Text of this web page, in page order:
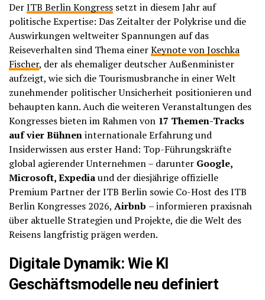
DerITB Berlin Kongress setzt in diesem Jahr auf
politische Expertise: Das Zeitalter der Polykrise und die
Auswirkungen weltweiter Spannungen auf das
Reiseverhalten sind Thema einerKeynote von Joschka
Fischer, der als ehemaliger deutscher Außenminister
aufzeigt, wie sich die Tourismusbranche in einer Welt
zunehmender politischer Unsicherheit positionieren und
behaupten kann. Auch die weiteren Veranstaltungen des
Kongresses bieten im Rahmen von 17 Themen-Tracks
auf vier Bühneninternationale Erfahrung und
Insiderwissen aus erster Hand: Top-Führungskräfte
global agierender Unternehmen – darunter Google,
Microsoft, Expediaund der diesjährige offizielle
Premium Partner der ITB Berlin sowie Co-Host des ITB
Berlin Kongresses 2026, Airbnb – informieren praxisnah
über aktuelle Strategien und Projekte, die die Welt des
Reisens langfristig prägen werden.
Digitale Dynamik: Wie KI
Geschäftsmodelle neu definiert